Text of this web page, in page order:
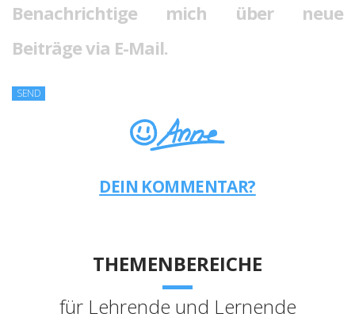
Benachrichtige mich über neue
Beiträge via E-Mail.
DEIN KOMMENTAR?
THEMENBEREICHE
für Lehrende und Lernende